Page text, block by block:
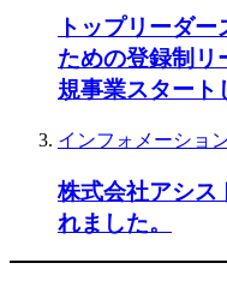
トップリーダ
ための登録制
規事業スタート
インフォメーショ
株式会社アシス
れました。